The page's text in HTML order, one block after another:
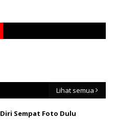
Lihat semua
Sempat Foto Dulu